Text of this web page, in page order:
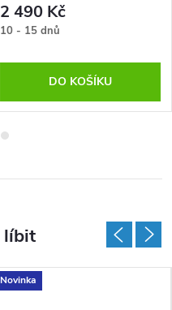
2 490 Kč
10 - 15 dnů
DO KOŠÍKU
Novinka